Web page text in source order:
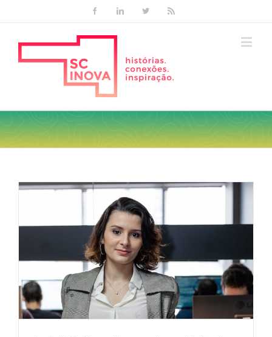
FacebookLinkedinTwitter